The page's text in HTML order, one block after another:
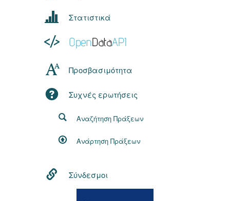
Στατιστικά
Προσβασιμότητα
Συχνές ερωτήσεις
Αναζήτηση Πράξεων
Ανάρτηση Πράξεων
Σύνδεσμοι